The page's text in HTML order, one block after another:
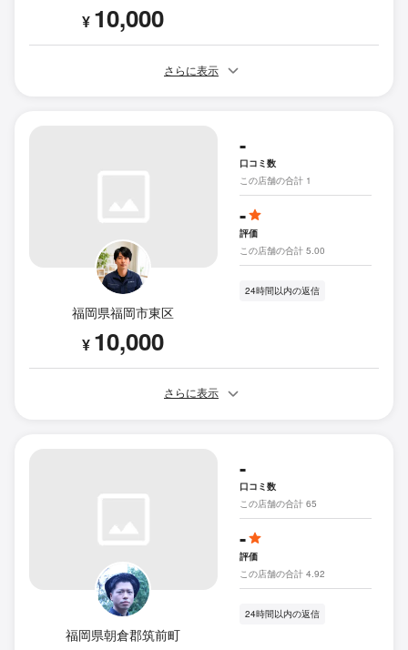
¥ 10,000
さらに表示
福岡県福岡市東区
¥ 10,000
-
口コミ数
この店舗の合計 1
-
評価
この店舗の合計 5.00
24時間以内の返信
さらに表示
福岡県朝倉郡筑前町
-
口コミ数
この店舗の合計 65
-
評価
この店舗の合計 4.92
24時間以内の返信